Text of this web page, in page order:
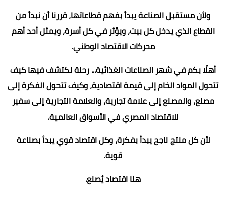
ولأن مستقبل الصناعة يبدأ بفهم قطاعاتها، قررنا أن نبدأ من
القطاع الذي يدخل كل بيت، ويؤثر في كل أسرة، ويمثل أحد أهم
محركات الاقتصاد الوطني.
أهلًا بكم في شهر الصناعات الغذائية... رحلة نكتشف فيها كيف
تتحول المواد الخام إلى قيمة اقتصادية، وكيف تتحول الفكرة إلى
مصنع، والمصنع إلى علامة تجارية، والعلامة التجارية إلى سفير
للاقتصاد المصري في الأسواق العالمية.
لأن كل منتج ناجح يبدأ بفكرة، وكل اقتصاد قوي يبدأ بصناعة
قوية.
هنا اقتصاد يُصنع.